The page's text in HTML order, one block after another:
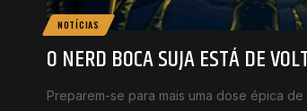
NOTÍCIAS
O NERD BOCA SUJA ESTÁ DE
Preparem-se para mais uma dose épica